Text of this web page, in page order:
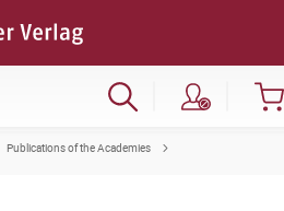
Publications of the Academies